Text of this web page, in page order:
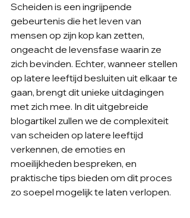
Scheiden is een ingrijpende
gebeurtenis die het leven van
mensen op zijn kop kan zetten,
ongeacht de levensfase waarin ze
zich bevinden. Echter, wanneer stellen
op latere leeftijd besluiten uit elkaar te
gaan, brengt dit unieke uitdagingen
met zich mee. In dit uitgebreide
blogartikel zullen we de complexiteit
van scheiden op latere leeftijd
verkennen, de emoties en
moeilijkheden bespreken, en
praktische tips bieden om dit proces
zo soepel mogelijk te laten verlopen.